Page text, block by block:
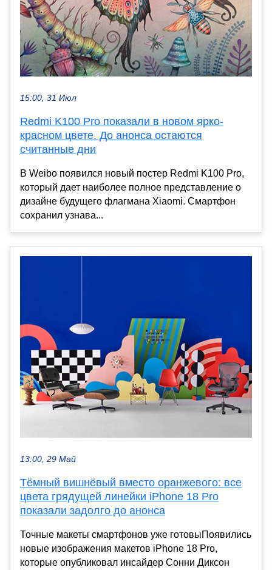
15:00, 31 Июл
Redmi K100 Pro показали в новом ярко-
красном цвете. До анонса остаются
считанные дни
В Weibo появился новый постер Redmi K100 Pro,
который дает наиболее полное представление о
дизайне будущего флагмана Xiaomi. Смартфон
сохранил узнава...
13:00, 29 Май
Тёмный вишнёвый вместо оранжевого: все
цвета грядущей линейки iPhone 18 Pro
показали задолго до анонса
Точные макеты смартфонов уже готовыПоявились
новые изображения макетов iPhone 18 Pro,
которые опубликовал инсайдер Сонни Диксон